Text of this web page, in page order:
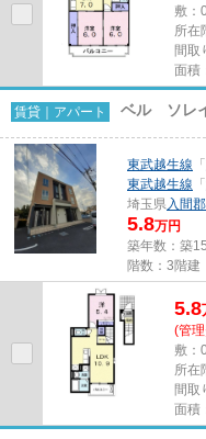
敷：
所在
間取
面積
賃貸｜アパート ベル ソレ
東武越生線 「
東武越生線 「
埼玉県入間
5.8万円
築年数：築
階数：3階建
5.8
(管
敷：
所在
間取
面積